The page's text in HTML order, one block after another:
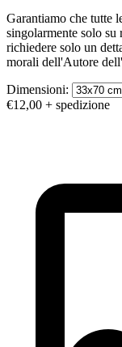
Garantiamo che tutte
singolarmente solo su
richiedere solo un
morali dell'Autore
Dimensioni:
€12,00 + spedizione